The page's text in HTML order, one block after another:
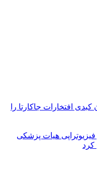
افتخارات جاکارتا را
هیات پزشکی
کرد